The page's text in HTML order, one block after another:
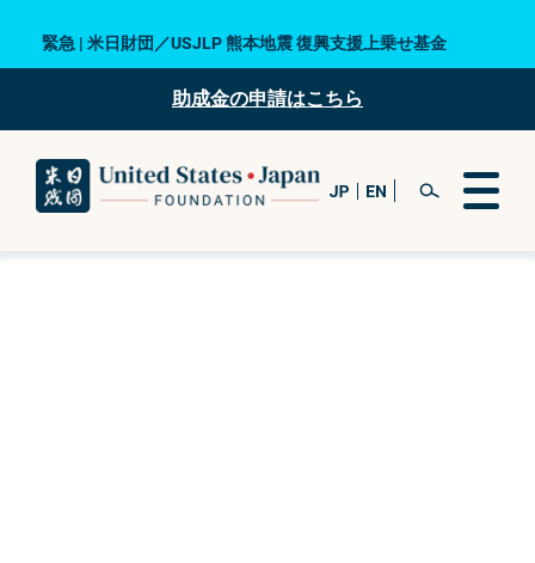
緊急 | 米日財団／USJLP 熊本地震 復興支援上乗せ基金
助成金の申請はこちら